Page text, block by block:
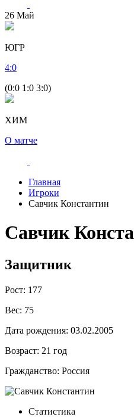
26 Май
ЮГР
4:0
(0:0 1:0 3:0)
ХИМ
О матче
Главная
Игроки
Савчик Константин
Савчик
Защитник
Рост: 177
Вес: 75
Дата рождения: 03.02.2005
Возраст: 21 год
Гражданство: Россия
Статистика